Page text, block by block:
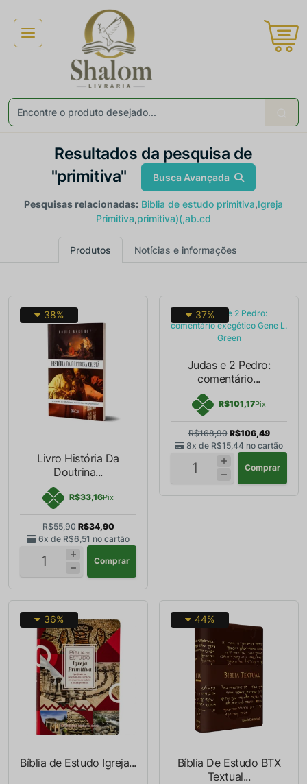
Resultados da pesquisa de
"primitiva"
Busca Avançada
Pesquisas relacionadas: Biblia de estudo primitiva,Igreja
Primitiva,primitiva)(,ab.cd
Produtos Notícias e informações
38%
Livro História Da
Doutrina...
R$33,16Pix
R$55,90 R$34,90
6x de R$6,51 no cartão
Comprar
37%
Judas e 2 Pedro:
comentário...
R$101,17Pix
R$168,90 R$106,49
8x de R$15,44 no cartão
Comprar
36%
Bíblia de Estudo Igreja...
44%
Bíblia De Estudo BTX
Textual...
Receba ofertas e descontos exclusivos ×
Não gosto de promoções!